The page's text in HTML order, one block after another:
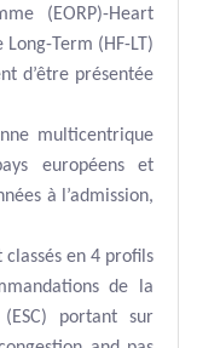
(EORP)-Heart
Term (HF-LT)
d’être présentée
multicentrique
européens et
à l’admission,
en 4 profils
de la
portant sur